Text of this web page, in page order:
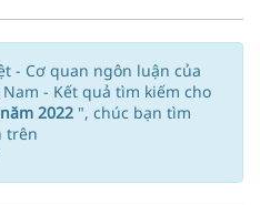
- Cơ quan ngôn luận của
Nam - Kết quả tìm kiếm cho
2022 ", chúc bạn tìm
trên